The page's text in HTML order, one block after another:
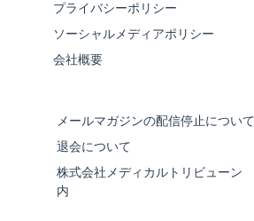
プライバシーポリシー
ソーシャルメディアポリシー
会社概要
メールマガジンの配信停止について
退会について
株式会社メディカルトリビューン
内